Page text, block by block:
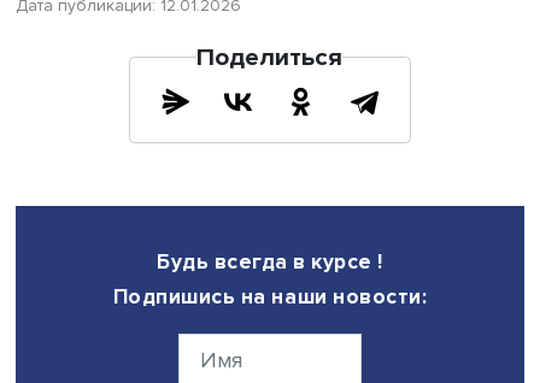
отраслям мы видим снижение. Но при этом мы как
предприятиям практически в ручном режиме, для того
обеспечить адресную поддержку и контроль за
устойчивостью этих предприятий", - подчеркнул
Дата публикации: 12.01.2026
Поделиться